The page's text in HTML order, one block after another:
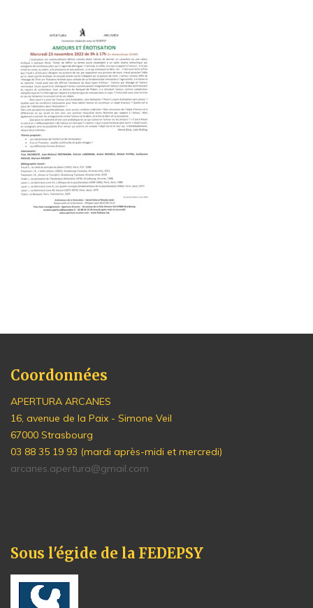
Coordonnées
APERTURA ARCANES
16, avenue de la Paix - Simone Veil
67000 Strasbourg
03 88 35 19 93 (mardi après-midi et mercredi)
arcanes.apertura@gmail.com
Sous l'égide de la FEDEPSY